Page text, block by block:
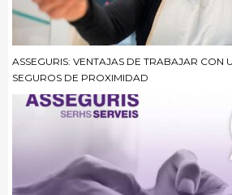
ASSEGURIS: VENTAJAS DE TRABAJAR CON
SEGUROS DE PROXIMIDAD